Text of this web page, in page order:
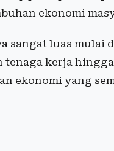
ekonomi
sangat luas mulai
tenaga kerja
ekonomi yang